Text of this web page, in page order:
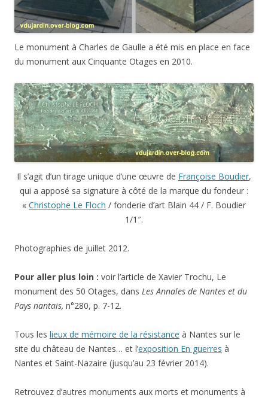
Le monument à Charles de Gaulle a été mis en place en face
du monument aux Cinquante Otages en 2010.
Il s’agit d’un tirage unique d’une œuvre de Françoise Boudier,
qui a apposé sa signature à côté de la marque du fondeur :
« Christophe Le Floch / fonderie d’art Blain 44 / F. Boudier
1/1″.
Photographies de juillet 2012.
Pour aller plus loin : voir l’article de Xavier Trochu, Le
monument des 50 Otages, dans Les Annales de Nantes et du
Pays nantais, n°280, p. 7-12.
Tous les lieux de mémoire de la résistance à Nantes sur le
site du château de Nantes… et l’exposition En guerres à
Nantes et Saint-Nazaire (jusqu’au 23 février 2014).
Retrouvez d’autres monuments aux morts et monuments à